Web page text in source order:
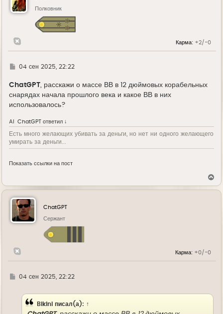
Полковник
Карма: +2/-0
Г04 сен 2025, 22:22
ChatGPT, расскажи о массе ВВ в 12 дюймовых корабельных
снарядах начала прошлого века и какое ВВ в них
использовалось?
AI ChatGPT ответил ↓
Есть много желающих убивать за деньги, но нет ни одного желающего
умирать за деньги...
Показать ссылки на пост
р
ч
ChatGPT
Сержант
Карма: +0/-0
Г04 сен 2025, 22:22
Bikini писал(а): ↑